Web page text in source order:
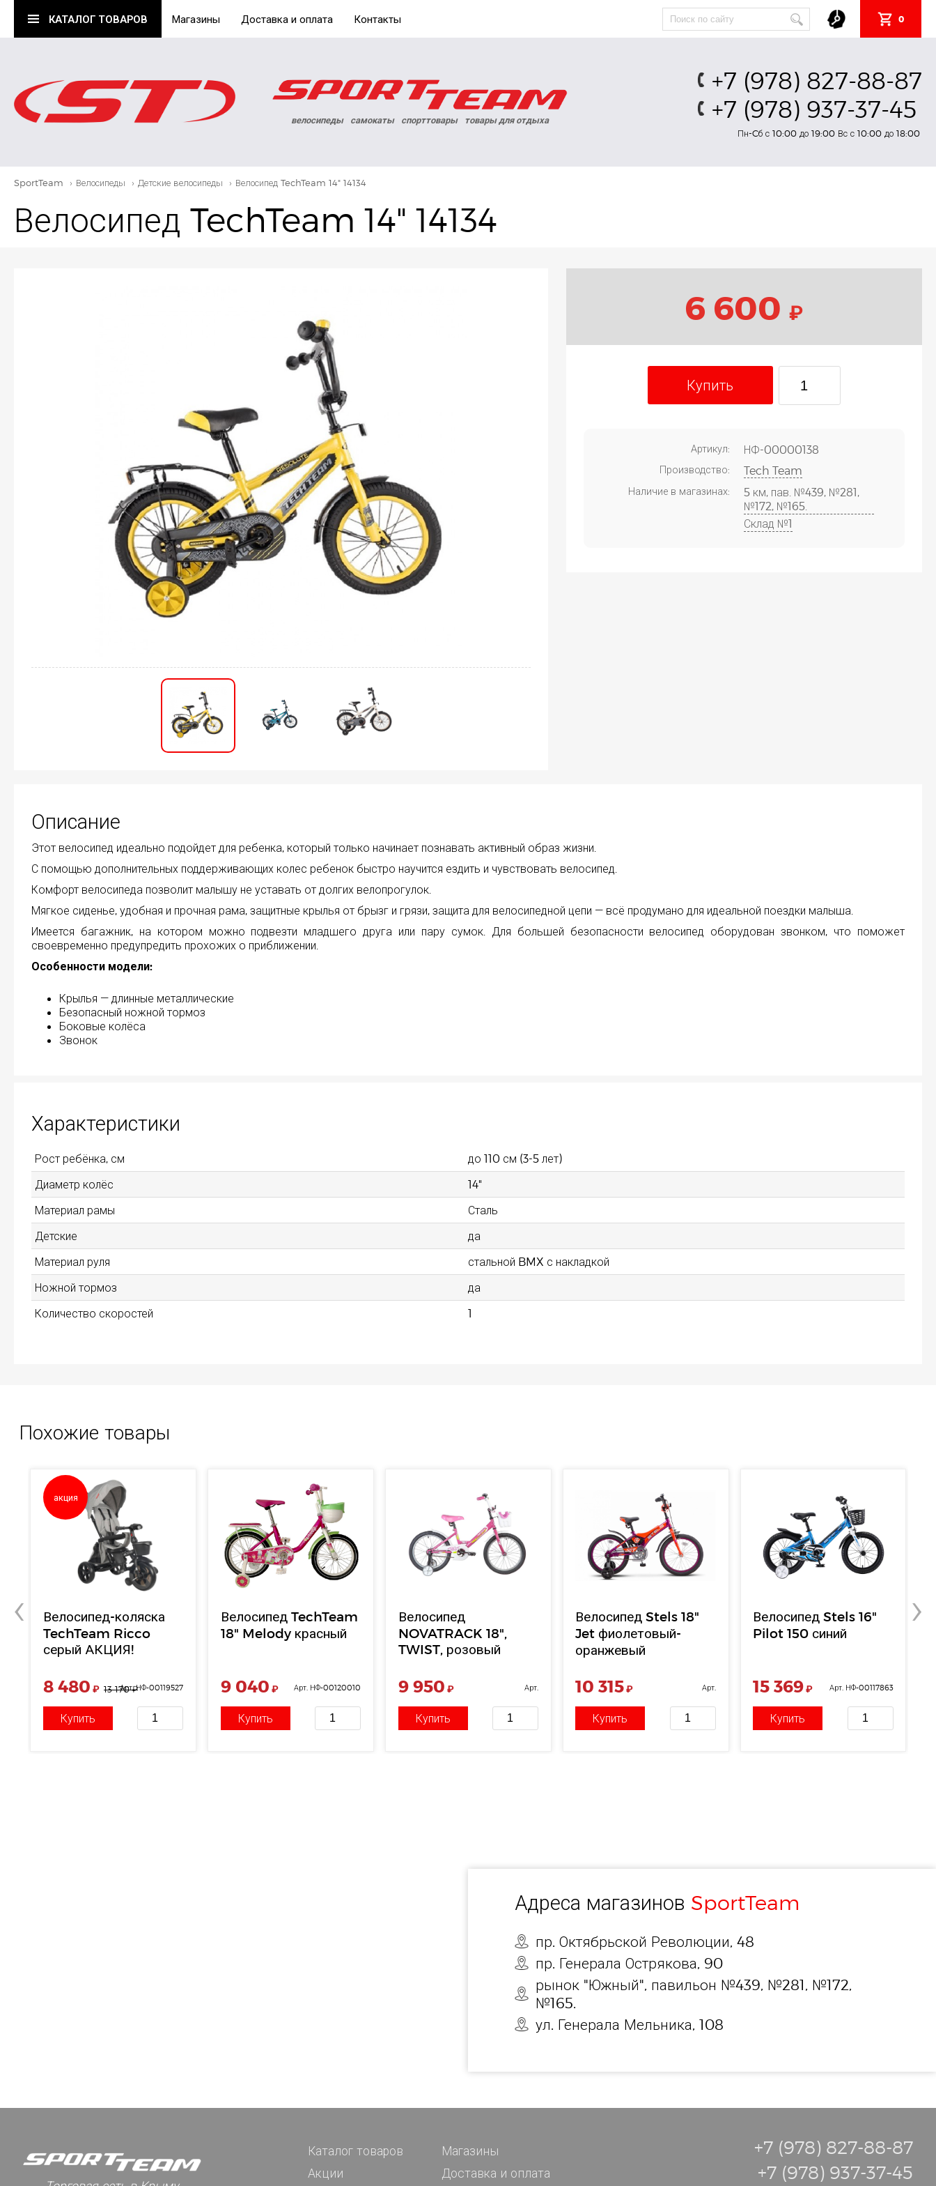
КАТАЛОГ ТОВАРОВ Магазины Доставка и оплата Контакты 0
велосипеды самокаты спорттовары товары для отдыха
+7 (978) 827-88-87
+7 (978) 937-37-45
Пн-Cб с 10:00 до 19:00 Вс с 10:00 до 18:00
SportTeam › Велосипеды › Детские велосипеды › Велосипед TechTeam 14" 14134
Велосипед TechTeam 14" 14134
6 600₽
Купить
Артикул: НФ-00000138
Производство: Tech Team
Наличие в магазинах:
5 км, пав. №439, №281,
№172, №165.
Склад №1
Описание
Этот велосипед идеально подойдет для ребенка, который только начинает познавать активный образ жизни.
С помощью дополнительных поддерживающих колес ребенок быстро научится ездить и чувствовать велосипед.
Комфорт велосипеда позволит малышу не уставать от долгих велопрогулок.
Мягкое сиденье, удобная и прочная рама, защитные крылья от брызг и грязи, защита для велосипедной цепи — всё продумано для идеальной поездки малыша.
Имеется багажник, на котором можно подвезти младшего друга или пару сумок. Для большей безопасности велосипед оборудован звонком, что поможет
своевременно предупредить прохожих о приближении.
Особенности модели:
Крылья — длинные металлические
Безопасный ножной тормоз
Боковые колёса
Звонок
Характеристики
Рост ребёнка, см
до 110 см (3-5 лет)
Диаметр колёс
14"
Материал рамы
Сталь
Детские
да
Материал руля
стальной BMX с накладкой
Ножной тормоз
да
Количество скоростей
1
Похожие товары
акция
Велосипед-коляска
TechTeam Ricco
серый АКЦИЯ!
8 480 ₽ 13 170₽
Арт. НФ-00119527
Купить
Велосипед TechTeam
18" Melody красный
9 040 ₽ Арт. НФ-00120010
Купить
Велосипед
NOVATRACK 18",
TWIST, розовый
9 950 ₽
Арт.
Купить
Велосипед Stels 18"
Jet фиолетовый-
оранжевый
10 315₽
Арт.
Купить
Велосипед Stels 16"
Pilot 150 синий
15 369₽ Арт. НФ-00117863
Купить
‹ ›
Адреса магазинов SportTeam
пр. Октябрьской Революции, 48
пр. Генерала Острякова, 90
рынок "Южный", павильон №439, №281, №172,
№165.
ул. Генерала Мельника, 108
Каталог товаров
Магазины
Акции
Доставка и оплата
+7 (978) 827-88-87
+7 (978) 937-37-45